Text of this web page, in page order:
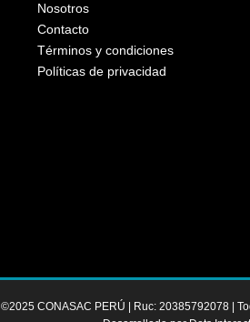
Nosotros
Contacto
Términos y condiciones
Políticas de privacidad
©2025 CONASAC PERÚ | Ruc: 20385792078 |